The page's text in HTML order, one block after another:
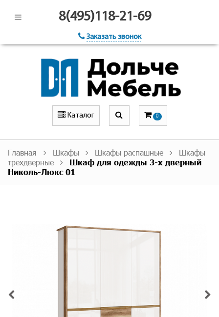
8(495)118-21-69
Заказать звонок
Каталог 0
Главная Шкафы Шкафы распашные
Шкафы
трехдверные
Шкаф для одежды 3-х дверный
Николь-Люкс 01